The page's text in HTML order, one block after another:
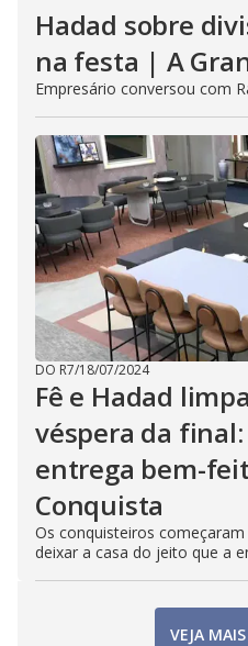
Hadad sobre
na festa | A
Empresário conversou com
DO R7/18/07/2024
Fê e Hadad
véspera da
entrega bem-
Conquista
Os conquisteiros
deixar a casa do jeito que a
VEJA